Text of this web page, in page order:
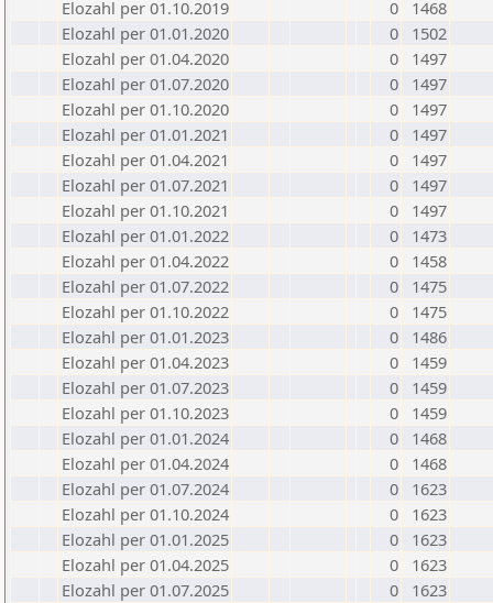
Elozahl per 01.10.2019
0
1468
Elozahl per 01.01.2020
0
1502
Elozahl per 01.04.2020
0
1497
Elozahl per 01.07.2020
0
1497
Elozahl per 01.10.2020
0
1497
Elozahl per 01.01.2021
0
1497
Elozahl per 01.04.2021
0
1497
Elozahl per 01.07.2021
0
1497
Elozahl per 01.10.2021
0
1497
Elozahl per 01.01.2022
0
1473
Elozahl per 01.04.2022
0
1458
Elozahl per 01.07.2022
0
1475
Elozahl per 01.10.2022
0
1475
Elozahl per 01.01.2023
0
1486
Elozahl per 01.04.2023
0
1459
Elozahl per 01.07.2023
0
1459
Elozahl per 01.10.2023
0
1459
Elozahl per 01.01.2024
0
1468
Elozahl per 01.04.2024
0
1468
Elozahl per 01.07.2024
0
1623
Elozahl per 01.10.2024
0
1623
Elozahl per 01.01.2025
0
1623
Elozahl per 01.04.2025
0
1623
Elozahl per 01.07.2025
0
1623